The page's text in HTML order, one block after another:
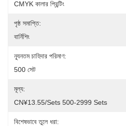
CMYK কালার প্রিন্টিং
পৃষ্ঠ সমাপ্তি:
বার্নিশিং
ন্যূনতম চাহিদার পরিমাণ:
500 সেট
মূল্য:
CN¥13.55/sets 500-2999 Sets
বিশেষভাবে তুলে ধরা: